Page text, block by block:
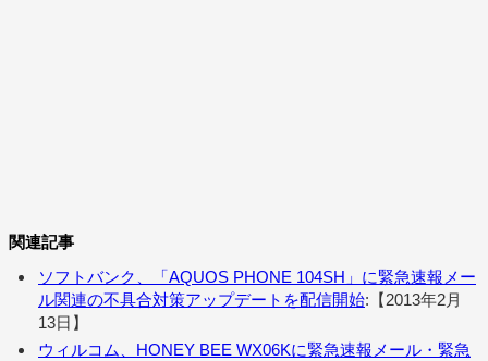
関連記事
ソフトバンク、「AQUOS PHONE 104SH」に緊急速報メー
ル関連の不具合対策アップデートを配信開始:【2013年2月
13日】
ウィルコム、HONEY BEE WX06Kに緊急速報メール・緊急